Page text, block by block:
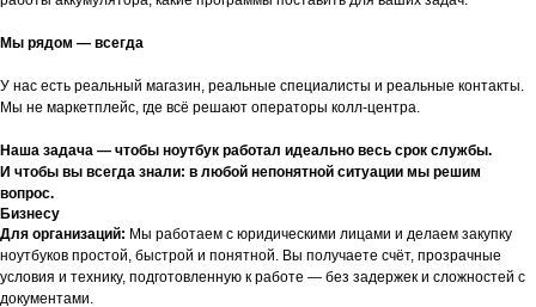
Мы рядом — всегда
У нас есть реальный магазин, реальные специалисты и реальные контакты.
Мы не маркетплейс, где всё решают операторы колл-центра.
Наша задача — чтобы ноутбук работал идеально весь срок службы.
И чтобы вы всегда знали: в любой непонятной ситуации мы решим
вопрос.
Бизнесу
Для организаций: Мы работаем с юридическими лицами и делаем закупку
ноутбуков простой, быстрой и понятной. Вы получаете счёт, прозрачные
условия и технику, подготовленную к работе — без задержек и сложностей с
документами.